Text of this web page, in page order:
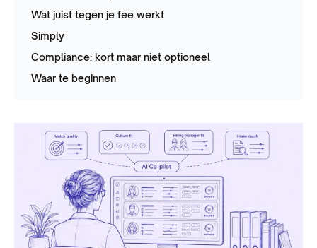
Wat juist tegen je fee werkt
Simply
Compliance: kort maar niet optioneel
Waar te beginnen